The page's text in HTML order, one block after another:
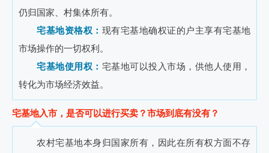
仍归国家、村集体所有。
宅基地资格权： 现有宅基地确权证的户主享有宅基地
市场操作的一切权利。
宅基地使用权： 宅基地可以投入市场，供他人使用，
转化为市场经济效益。
宅基地入市，是否可以进行买卖？市场到底有没有？
农村宅基地本身归国家所有，因此在所有权方面不存